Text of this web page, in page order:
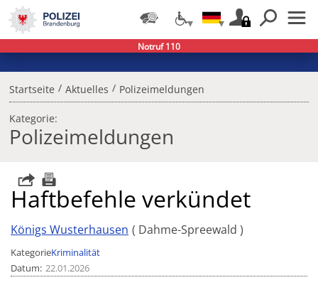
Startseite / Aktuelles / Polizeimeldungen
Kategorie:
Polizeimeldungen
Haftbefehle verkündet
Königs Wusterhausen Dahme-Spreewald
KategorieKriminalität
Datum 22.01.2026
Notruf 110